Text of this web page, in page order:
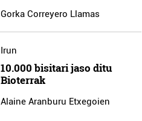
Gorka Correyero Llamas
Irun
10.000 bisitari jaso ditu
Bioterrak
Alaine Aranburu Etxegoien